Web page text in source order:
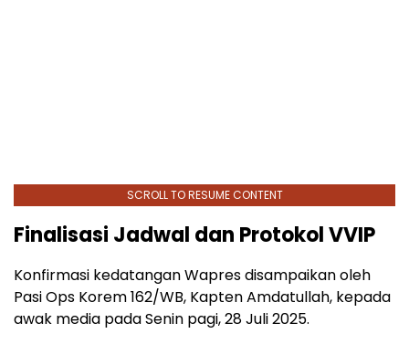
SCROLL TO RESUME CONTENT
Finalisasi Jadwal dan Protokol VVIP
Konfirmasi kedatangan Wapres disampaikan oleh
Pasi Ops Korem 162/WB, Kapten Amdatullah, kepada
awak media pada Senin pagi, 28 Juli 2025.